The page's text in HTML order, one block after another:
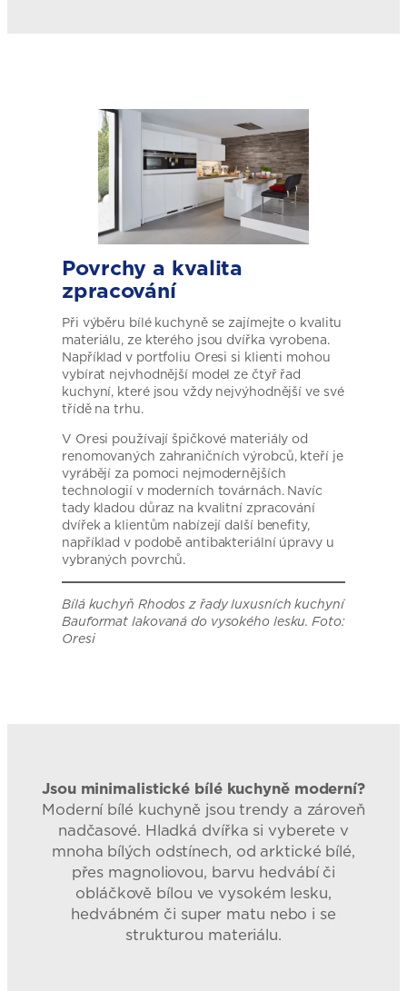
Povrchy a kvalita
zpracování
Při výběru bílé kuchyně se zajímejte o kvalitu
materiálu, ze kterého jsou dvířka vyrobena.
Například v portfoliu Oresi si klienti mohou
vybírat nejvhodnější model ze čtyř řad
kuchyní, které jsou vždy nejvýhodnější ve své
třídě na trhu.
V Oresi používají špičkové materiály od
renomovaných zahraničních výrobců, kteří je
vyrábějí za pomoci nejmodernějších
technologií v moderních továrnách. Navíc
tady kladou důraz na kvalitní zpracování
dvířek a klientům nabízejí další benefity,
například v podobě antibakteriální úpravy u
vybraných povrchů.
Bílá kuchyň Rhodos z řady luxusních kuchyní
Bauformat lakovaná do vysokého lesku. Foto:
Oresi
Jsou minimalistické bílé kuchyně moderní?
Moderní bílé kuchyně jsou trendy a zároveň
nadčasové. Hladká dvířka si vyberete v
mnoha bílých odstínech, od arktické bílé,
přes magnoliovou, barvu hedvábí či
obláčkově bílou ve vysokém lesku,
hedvábném či super matu nebo i se
strukturou materiálu.